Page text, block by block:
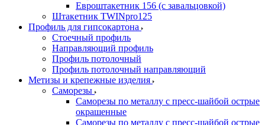
Евроштакетник 156 (с завальцовкой)
Штакетник TWINpro125
Профиль для гипсокартона
Стоечный профиль
Направляющий профиль
Профиль потолочный
Профиль потолочный направляющий
Метизы и крепежные изделия
Саморезы
Саморезы по металлу с пресс-шайбой острые
окрашенные
Саморезы по металлу с пресс-шайбой острые